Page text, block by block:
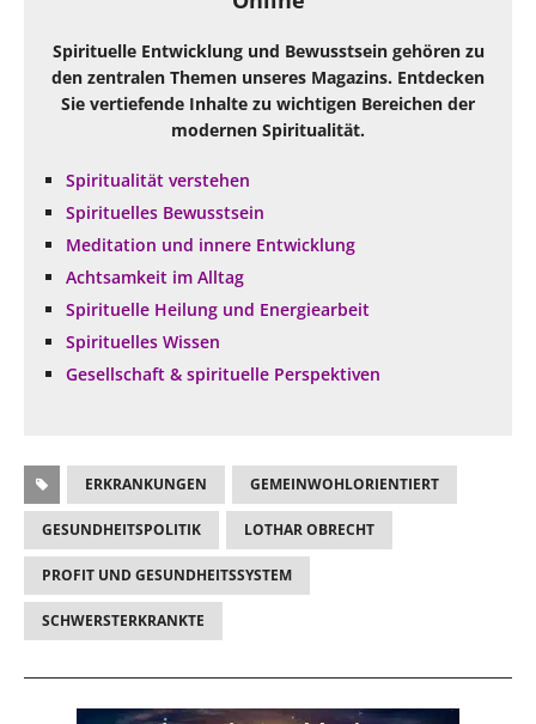
Spirituelle Entwicklung und Bewusstsein gehören zu
den zentralen Themen unseres Magazins. Entdecken
Sie vertiefende Inhalte zu wichtigen Bereichen der
modernen Spiritualität.
Spiritualität verstehen
Spirituelles Bewusstsein
Meditation und innere Entwicklung
Achtsamkeit im Alltag
Spirituelle Heilung und Energiearbeit
Spirituelles Wissen
Gesellschaft & spirituelle Perspektiven
ERKRANKUNGEN GEMEINWOHLORIENTIERT
GESUNDHEITSPOLITIK LOTHAR OBRECHT
PROFIT UND GESUNDHEITSSYSTEM
SCHWERSTERKRANKTE